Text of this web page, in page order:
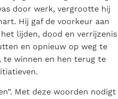
door werk, vergrootte hij
Hij gaf de voorkeur aan
lijden, dood en verrijzenis
en opnieuw op weg te
te winnen en hen terug te
Met deze woorden nodigt